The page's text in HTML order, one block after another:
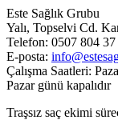
Este Sağlık Grubu
Yalı, Topselvi Cd.
Telefon: 0507 804 37
E-posta:
Çalışma Saatleri:
Pazar günü kapalıdır
Traşsız saç ekimi